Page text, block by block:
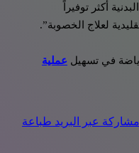
أكثر توفيراً
في تسهيل عملية
مشاركة عبر البريد طباعة